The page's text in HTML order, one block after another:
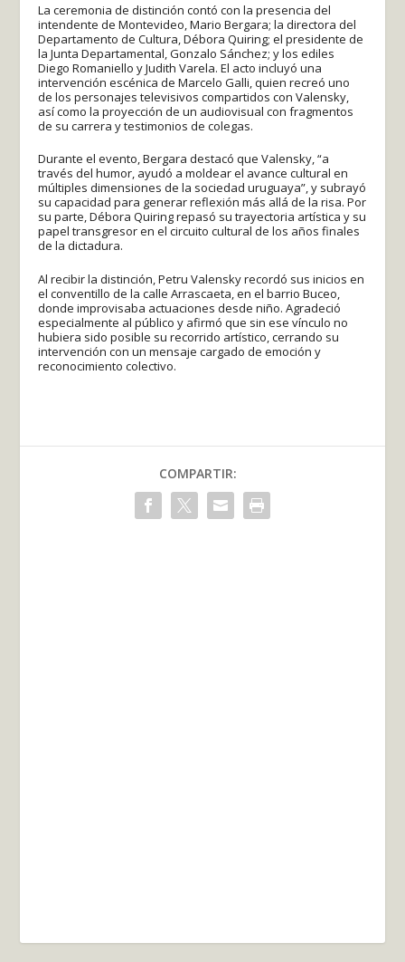
La ceremonia de distinción contó con la presencia del
intendente de Montevideo, Mario Bergara; la directora del
Departamento de Cultura, Débora Quiring; el presidente de
la Junta Departamental, Gonzalo Sánchez; y los ediles
Diego Romaniello y Judith Varela. El acto incluyó una
intervención escénica de Marcelo Galli, quien recreó uno
de los personajes televisivos compartidos con Valensky,
así como la proyección de un audiovisual con fragmentos
de su carrera y testimonios de colegas.
Durante el evento, Bergara destacó que Valensky, “a
través del humor, ayudó a moldear el avance cultural en
múltiples dimensiones de la sociedad uruguaya”, y subrayó
su capacidad para generar reflexión más allá de la risa. Por
su parte, Débora Quiring repasó su trayectoria artística y su
papel transgresor en el circuito cultural de los años finales
de la dictadura.
Al recibir la distinción, Petru Valensky recordó sus inicios en
el conventillo de la calle Arrascaeta, en el barrio Buceo,
donde improvisaba actuaciones desde niño. Agradeció
especialmente al público y afirmó que sin ese vínculo no
hubiera sido posible su recorrido artístico, cerrando su
intervención con un mensaje cargado de emoción y
reconocimiento colectivo.
COMPARTIR: